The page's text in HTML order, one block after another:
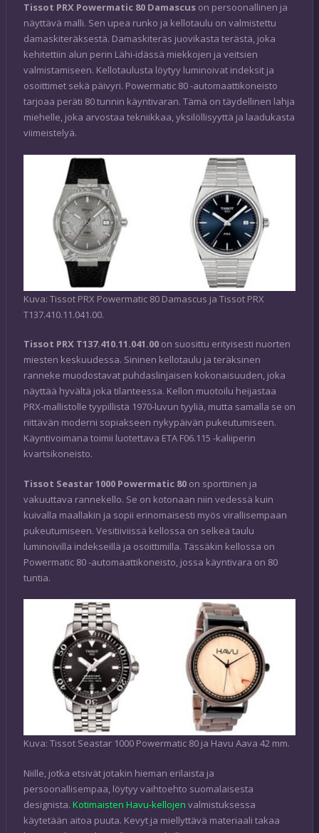
Tissot PRX Powermatic 80 Damascus on persoonallinen ja
näyttävä malli. Sen upea runko ja kellotaulu on valmistettu
damaskiteräksestä. Damaskiteräs juovikasta terästä, joka
kehitettiin alun perin Lähi-idässä miekkojen ja veitsien
valmistamiseen. Kellotaulusta löytyy luminoivat indeksit ja
osoittimet sekä päivyri. Powermatic 80 -automaattikoneisto
tarjoaa peräti 80 tunnin käyntivaran. Tämä on täydellinen lahja
miehelle, joka arvostaa tekniikkaa, yksilöllisyyttä ja laadukasta
viimeistelyä.
Kuva: Tissot PRX Powermatic 80 Damascus ja Tissot PRX
T137.410.11.041.00.
Tissot PRX T137.410.11.041.00 on suosittu erityisesti nuorten
miesten keskuudessa. Sininen kellotaulu ja teräksinen
ranneke muodostavat puhdaslinjaisen kokonaisuuden, joka
näyttää hyvältä joka tilanteessa. Kellon muotoilu heijastaa
PRX-mallistolle tyypillistä 1970-luvun tyyliä, mutta samalla se on
riittävän moderni sopiakseen nykypäivän pukeutumiseen.
Käyntivoimana toimii luotettava ETA F06.115 -kaliiperin
kvartsikoneisto.
Tissot Seastar 1000 Powermatic 80 on sporttinen ja
vakuuttava rannekello. Se on kotonaan niin vedessä kuin
kuivalla maallakin ja sopii erinomaisesti myös virallisempaan
pukeutumiseen. Vesitiiviissä kellossa on selkeä taulu
luminoivilla indekseillä ja osoittimilla. Tässäkin kellossa on
Powermatic 80 -automaattikoneisto, jossa käyntivara on 80
tuntia.
Kuva: Tissot Seastar 1000 Powermatic 80 ja Havu Aava 42 mm.
Niille, jotka etsivät jotakin hieman erilaista ja
persoonallisempaa, löytyy vaihtoehto suomalaisesta
designista. Kotimaisten Havu-kellojen valmistuksessa
käytetään aitoa puuta. Kevyt ja miellyttävä materiaali takaa